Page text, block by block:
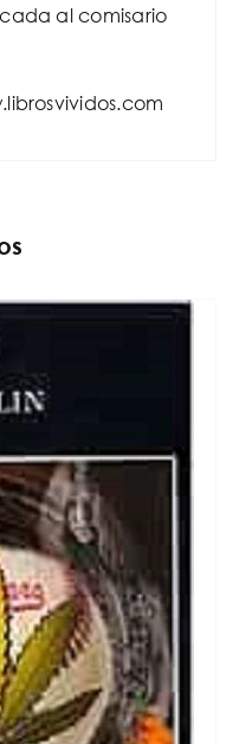
al comisario